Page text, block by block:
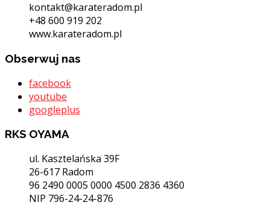
kontakt@karateradom.pl
+48 600 919 202
www.karateradom.pl
Obserwuj nas
facebook
youtube
googleplus
RKS OYAMA
ul. Kasztelańska 39F
26-617 Radom
96 2490 0005 0000 4500 2836 4360
NIP 796-24-24-876